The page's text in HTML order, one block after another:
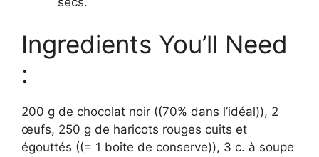
Ingredients You’ll Need
:
200 g de chocolat noir ((70% dans l’idéal)), 2
œufs, 250 g de haricots rouges cuits et
égouttés ((= 1 boîte de conserve)), 3 c. à soupe